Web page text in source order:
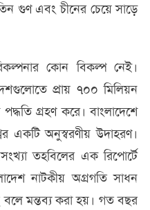
গুণ এবং চীনের চেয়ে সাড়ে
কোন বিকল্প নেই।
প্রায় ৭০০ মিলিয়ন
গ্রহণ করে। বাংলাদেশে
একটি অনুস্বরণীয় উদাহরণ।
তহবিলের এক রিপোর্টে
নাটকীয় অগ্রগতি সাধন
বলে মন্তব্য করা হয়। গত বছর